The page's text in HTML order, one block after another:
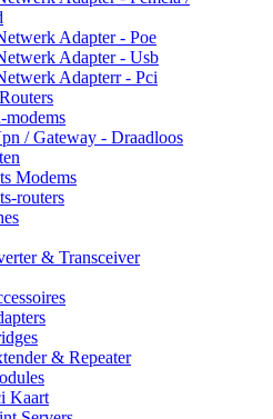
Adapter - Poe
Adapter - Usb
Adapterr - Pci
modems
/ Gateway - Draadloos
Modems
routers
& Transceiver
& Repeater
Kaart